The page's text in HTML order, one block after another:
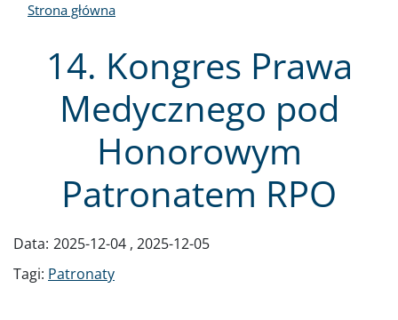
Strona główna
14. Kongres Prawa
Medycznego pod
Honorowym
Patronatem RPO
Data: 2025-12-04 , 2025-12-05
Tagi: Patronaty